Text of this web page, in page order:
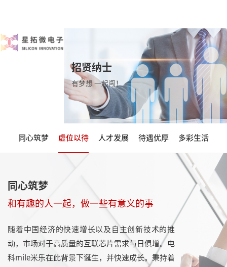
招贤纳士
有梦想 一起闯！
同心筑梦 虚位以待 人才发展 待遇优厚 多彩生活
同心筑梦
和有趣的人一起，做一些有意义的事
随着中国经济的快速增长以及自主创新技术的推
动，市场对于高质量的互联芯片需求与日俱增。电
科mile米乐在此背景下诞生，并快速成长。秉持着